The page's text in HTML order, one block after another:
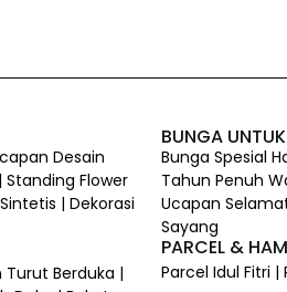
Desain
Standing Flower
| Dekorasi
Turut Berduka |
BUNGA
Bunga Spesial
Tahun Penuh
Ucapan
Sayang
PARCEL &
Parcel Idul Fitri